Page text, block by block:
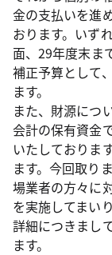
金の支払いを進
おります。いず
面、29年度末ま
補正予算として
ます。
また、財源につ
会計の保有資金
いたしておりま
ます。今回取り
場業者の方々に
を実施してまい
詳細につきまし
ます。